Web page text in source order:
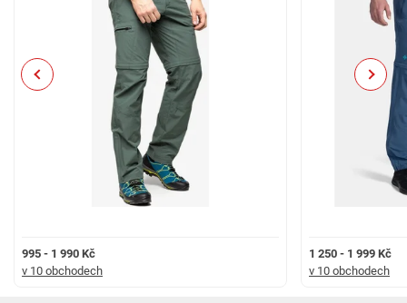
995 - 1 990 Kč
v 10 obchodech
1 250 - 1 999 Kč
v 10 obchodech
Previous Next